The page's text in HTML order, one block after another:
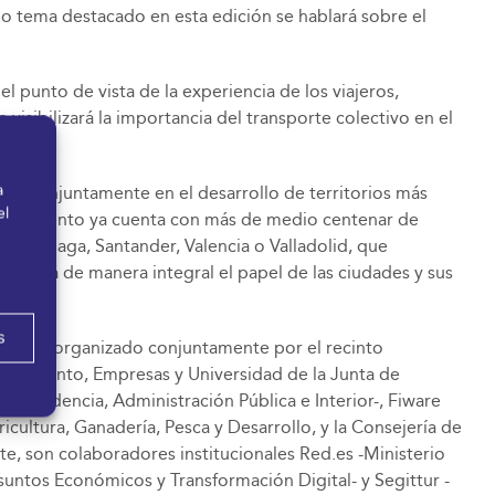
tema destacado en esta edición se hablará sobre el
punto de vista de la experiencia de los viajeros,
la importancia del transporte colectivo en el
conjuntamente en el desarrollo de territorios más
evento ya cuenta con más de medio centenar de
Málaga, Santander, Valencia o Valladolid, que
de manera integral el papel de las ciudades y sus
está organizado conjuntamente por el recinto
Empresas y Universidad de la Junta de
Administración Pública e Interior-, Fiware
Ganadería, Pesca y Desarrollo, y la Consejería de
son colaboradores institucionales Red.es -Ministerio
Económicos y Transformación Digital- y Segittur -